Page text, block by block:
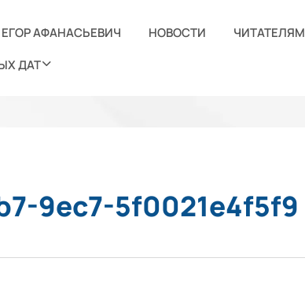
АФАНАСЬЕВИЧ НОВОСТИ ЧИТАТЕЛЯМ
ДАТ
9ec7-5f0021e4f5f9